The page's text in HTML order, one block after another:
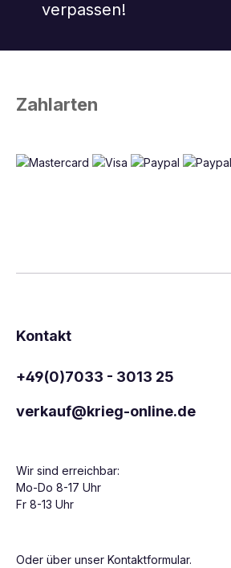
verpassen!
Zahlarten
Kontakt
+49(0)7033 - 3013 25
verkauf@krieg-online.de
Wir sind erreichbar:
Mo-Do 8-17 Uhr
Fr 8-13 Uhr
Oder über unser Kontaktformular.